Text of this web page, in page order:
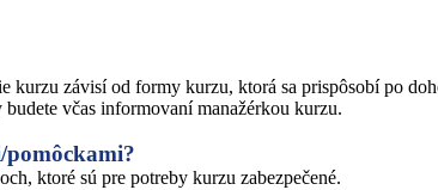
kurzu závisí od formy kurzu, ktorá sa prispôsobí po
včas informovaní manažérkou kurzu.
ktoré sú pre potreby kurzu zabezpečené.